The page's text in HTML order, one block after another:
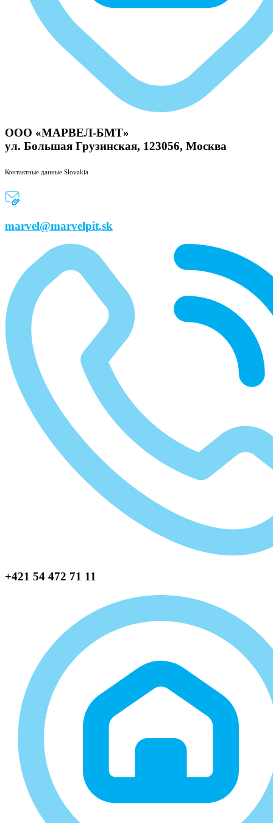
ООО «МАРВЕЛ-БМТ»
ул. Большая Грузинская, 123056, Москва
Контактные данные Slovakia
marvel@marvelpit.sk
+421 54 472 71 11